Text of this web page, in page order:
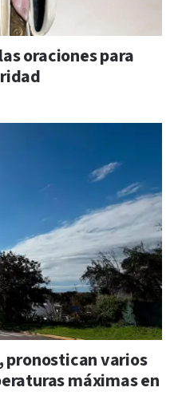
oraciones para
pronostican varios
máximas en